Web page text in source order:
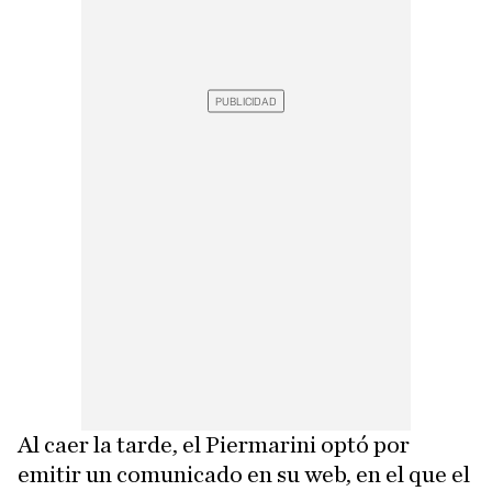
Al caer la tarde, el Piermarini optó por
emitir un comunicado en su web, en el que el